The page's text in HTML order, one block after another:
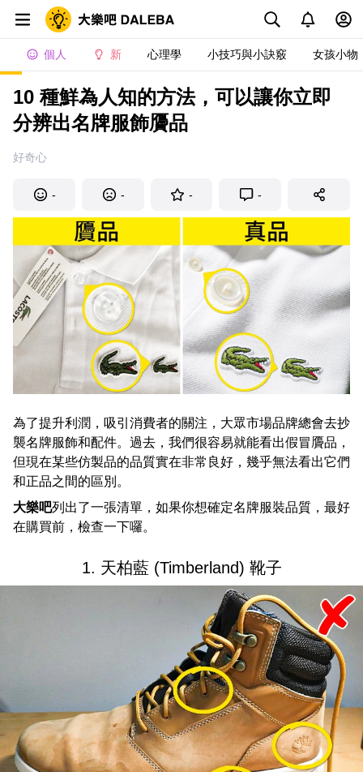
個人 新 心理學 小技巧與小訣竅 女孩小物
10 種鮮為人知的方法，可以讓你立即
分辨出名牌服飾贗品
好奇心
- - - -
為了提升利潤，吸引消費者的關注，大眾市場品牌總會去抄
襲名牌服飾和配件。過去，我們很容易就能看出假冒贗品，
但現在某些仿製品的品質實在非常良好，幾乎無法看出它們
和正品之間的區別。
大樂吧列出了一張清單，如果你想確定名牌服裝品質，最好
在購買前，檢查一下囉。
1. 天柏藍 (Timberland) 靴子